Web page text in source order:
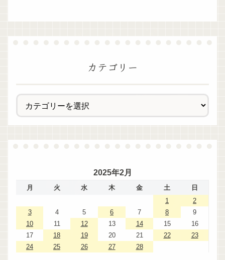
カテゴリー
2025年2月
月 火 水 木 金 土
日
1
2
3
4 5 6 7 8
9
10
11 12 13 14 15
16
17
18 19 20 21 22
23
24
25 26 27 28